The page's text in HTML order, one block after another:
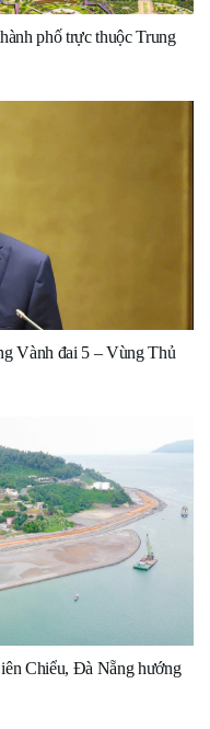
phố trực thuộc Trung
Vành đai 5 – Vùng Thủ
Chiểu, Đà Nẵng hướng